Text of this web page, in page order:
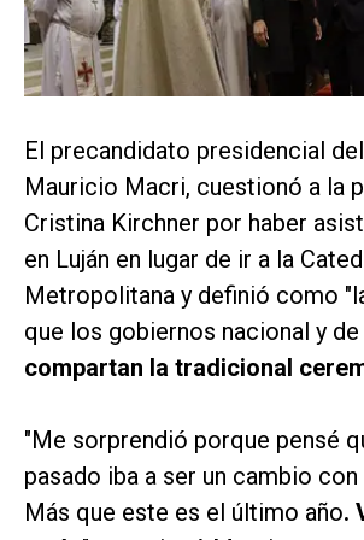
El precandidato presidencial del
Mauricio Macri, cuestionó a la
Cristina Kirchner por haber
en Luján en lugar de ir a la
Metropolitana y definió como
que los gobiernos nacional y de
compartan la tradicional
"Me sorprendió porque pensé
pasado iba a ser un cambio
Más que este es el último año.